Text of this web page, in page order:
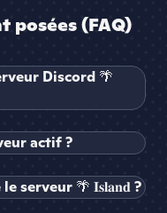
posées (FAQ)
Discord 🌴
actif ?
serveur 🌴 𝐈𝐬𝐥𝐚𝐧𝐝 ?